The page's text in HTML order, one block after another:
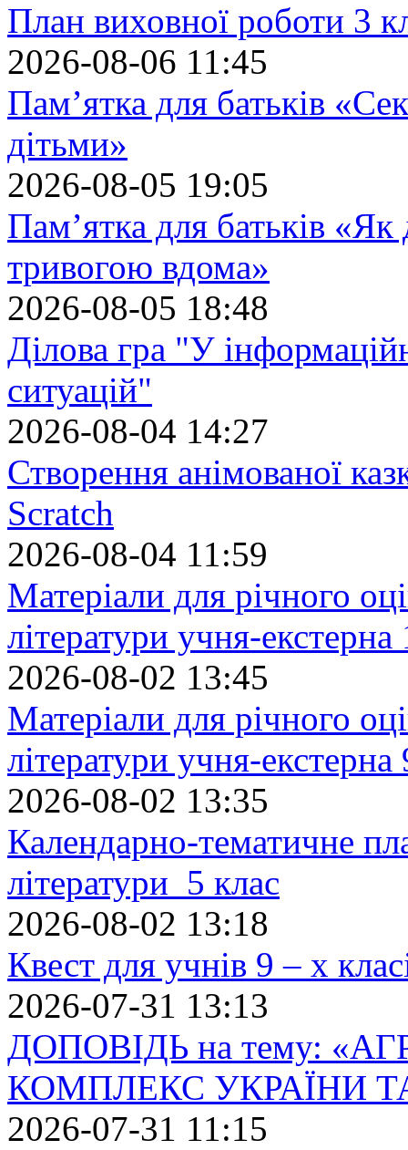
План виховної роботи 3
2026-08-06 11:45
Пам’ятка для батьків
дітьми»
2026-08-05 19:05
Пам’ятка для батьків
тривогою вдома»
2026-08-05 18:48
Ділова гра "У
ситуацій"
2026-08-04 14:27
Створення анімованої
Scratch
2026-08-04 11:59
Матеріали для річного
літератури учня-екстерна
2026-08-02 13:45
Матеріали для річного
літератури учня-екстерна
2026-08-02 13:35
Календарно-тематичне
літератури 5 клас
2026-08-02 13:18
Квест для учнів 9 – х
2026-07-31 13:13
ДОПОВІДЬ на тему:
КОМПЛЕКС УКРАЇНИ
2026-07-31 11:15